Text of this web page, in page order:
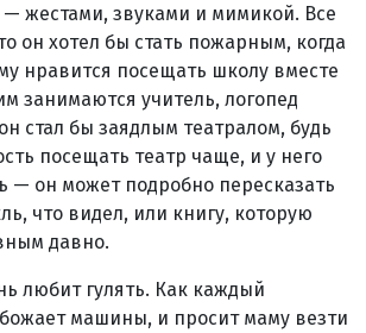
жестами, звуками и мимикой. Все
он хотел бы стать пожарным, когда
нравится посещать школу вместе
занимаются учитель, логопед
стал бы заядлым театралом, будь
посещать театр чаще, и у него
— он может подробно пересказать
что видел, или книгу, которую
давно.
любит гулять. Как каждый
машины, и просит маму везти